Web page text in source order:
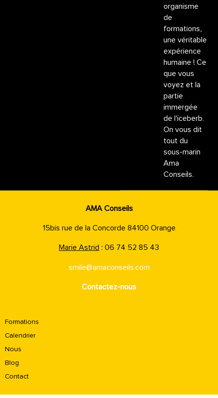
organisme
de
formations,
une véritable
expérience
humaine ! Ce
que vous
voyez et la
partie
immergée
de l'iceberb.
On vous dit
tout du
sous-marin
Ama
Conseils.
AMA Conseils
15bis rue de la Concorde 84100 Orange
Marie Astrid : 06 74 52 85 43
smile@amaconseils.com
Contactez-nous
Formations
Calendrier
Nous
Blog
Contact